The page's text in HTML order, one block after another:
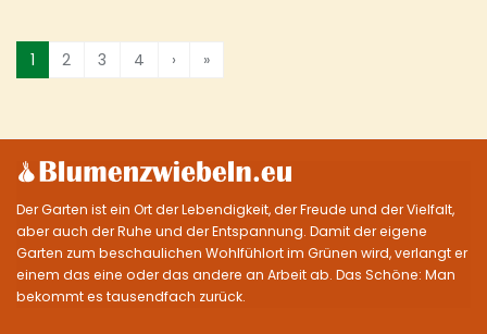
1 2 3 4 › »
Der Garten ist ein Ort der Lebendigkeit, der Freude und der Vielfalt,
aber auch der Ruhe und der Entspannung. Damit der eigene
Garten zum beschaulichen Wohlfühlort im Grünen wird, verlangt er
einem das eine oder das andere an Arbeit ab. Das Schöne: Man
bekommt es tausendfach zurück.